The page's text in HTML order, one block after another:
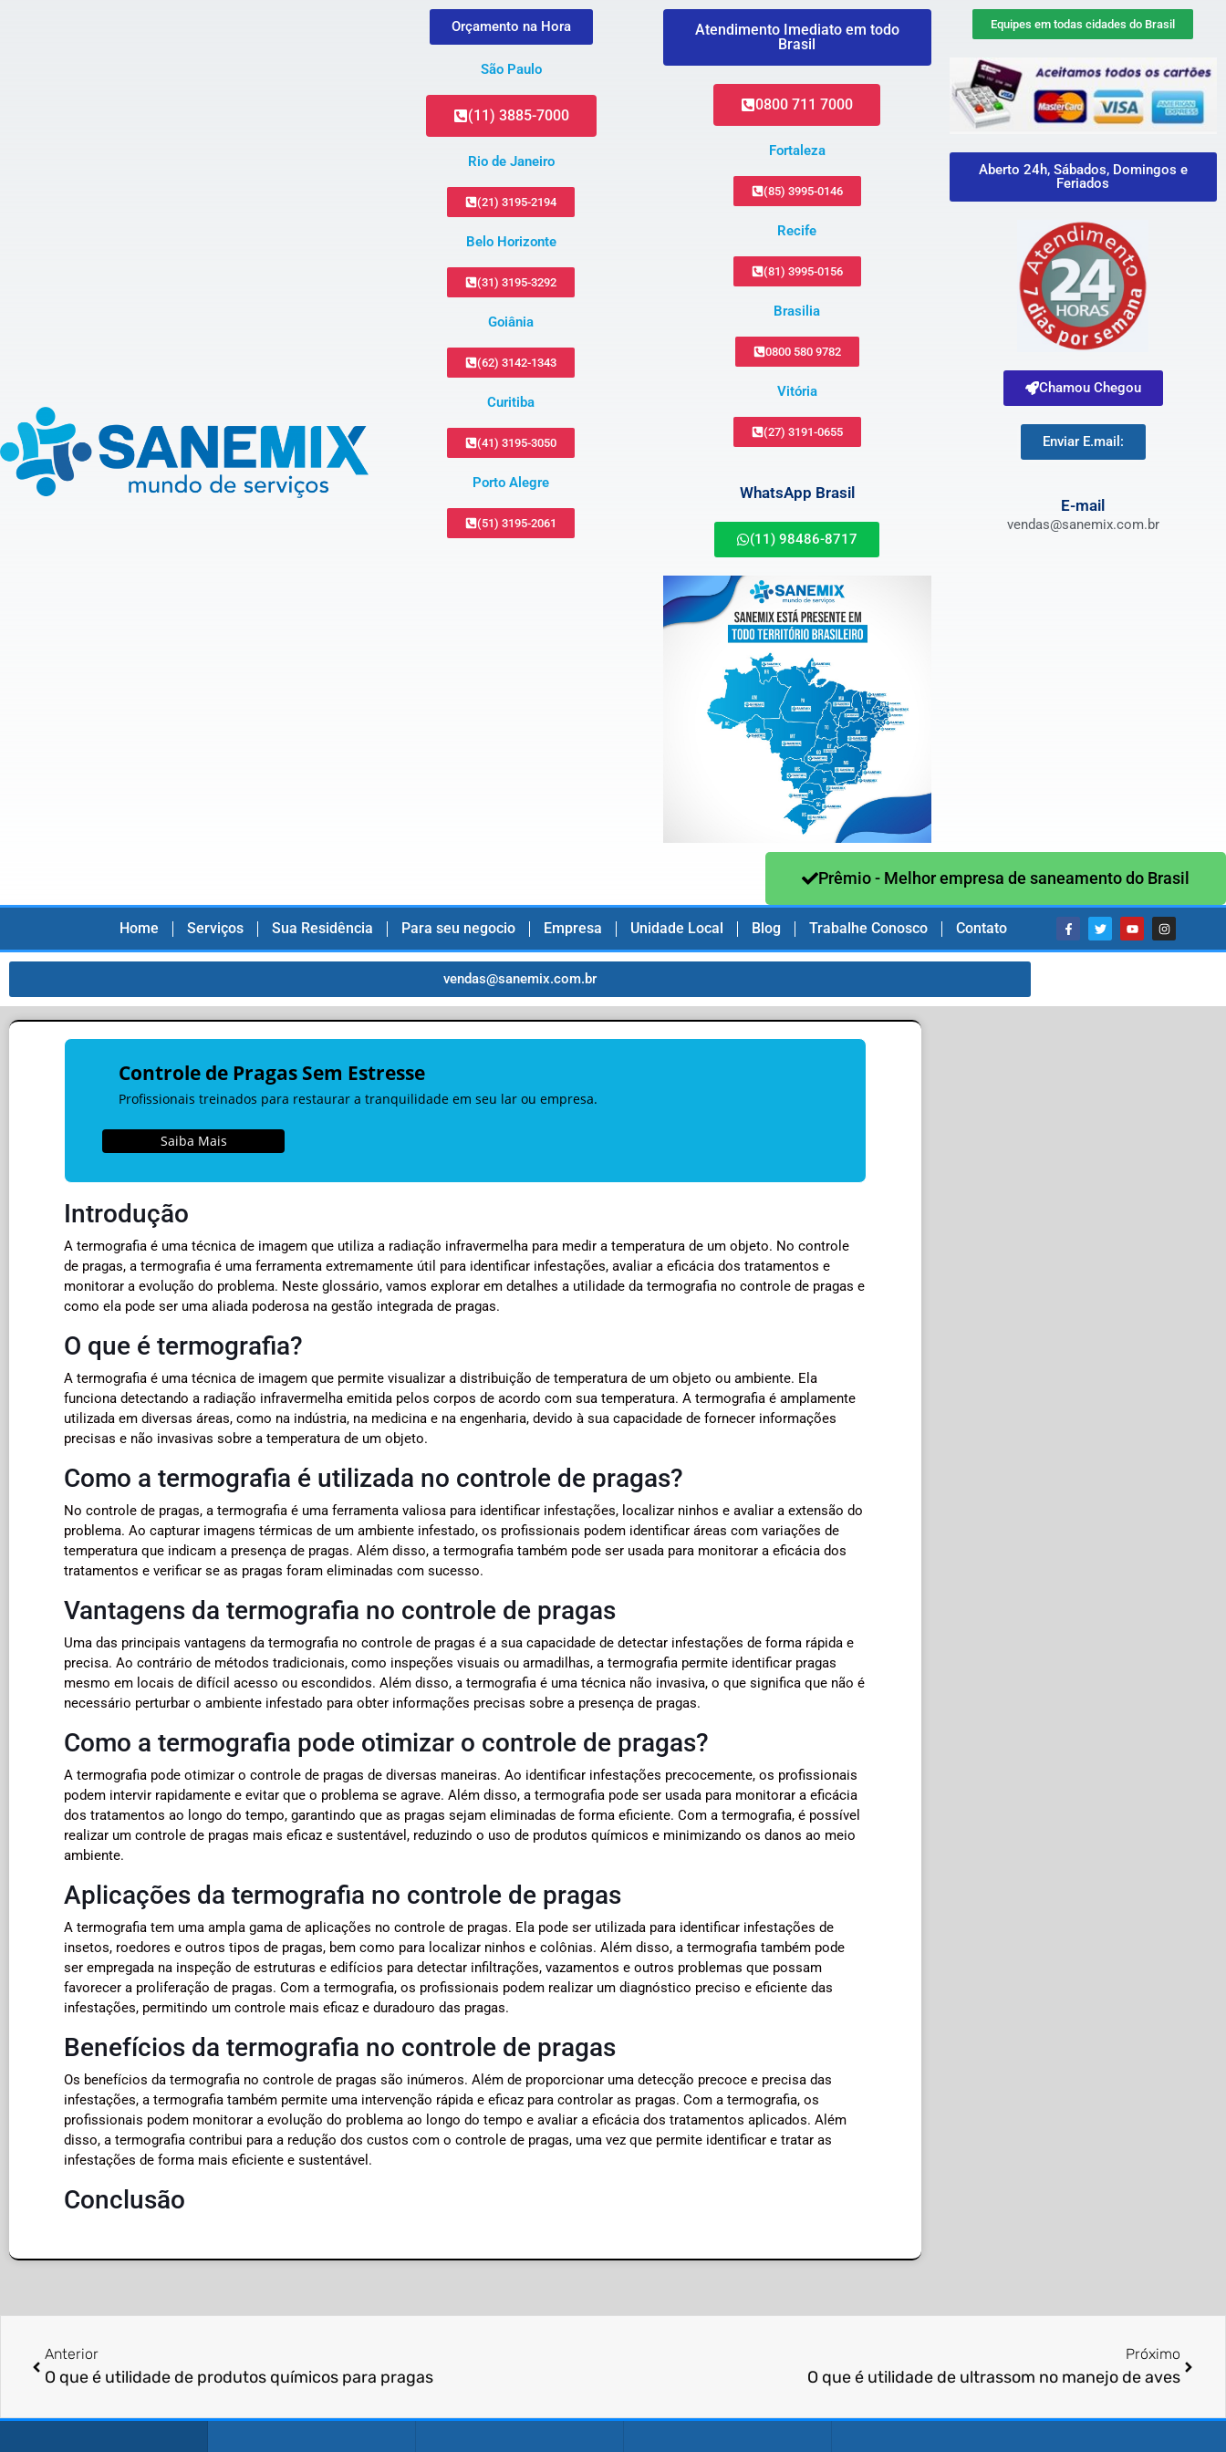
Orçamento na Hora
São Paulo
(11) 3885-7000
Rio de Janeiro
(21) 3195-2194
Belo Horizonte
(31) 3195-3292
Goiânia
(62) 3142-1343
Curitiba
(41) 3195-3050
Porto Alegre
(51) 3195-2061
Atendimento Imediato em todo
Brasil
0800 711 7000
Fortaleza
(85) 3995-0146
Recife
(81) 3995-0156
Brasilia
0800 580 9782
Vitória
(27) 3191-0655
WhatsApp Brasil
(11) 98486-8717
Equipes em todas cidades do Brasil
Aberto 24h, Sábados, Domingos e
Feriados
Chamou Chegou
Enviar E.mail:
E-mail
vendas@sanemix.com.br
Prêmio - Melhor empresa de saneamento do Brasil
Home Serviços Sua Residência Para seu negocio Empresa Unidade Local Blog Trabalhe Conosco Contato
vendas@sanemix.com.br
Controle de Pragas Sem Estresse
Profissionais treinados para restaurar a tranquilidade em seu lar ou empresa.
Saiba Mais
Introdução
A termografia é uma técnica de imagem que utiliza a radiação infravermelha para medir a temperatura de um objeto. No controle
de pragas, a termografia é uma ferramenta extremamente útil para identificar infestações, avaliar a eficácia dos tratamentos e
monitorar a evolução do problema. Neste glossário, vamos explorar em detalhes a utilidade da termografia no controle de pragas e
como ela pode ser uma aliada poderosa na gestão integrada de pragas.
O que é termografia?
A termografia é uma técnica de imagem que permite visualizar a distribuição de temperatura de um objeto ou ambiente. Ela
funciona detectando a radiação infravermelha emitida pelos corpos de acordo com sua temperatura. A termografia é amplamente
utilizada em diversas áreas, como na indústria, na medicina e na engenharia, devido à sua capacidade de fornecer informações
precisas e não invasivas sobre a temperatura de um objeto.
Como a termografia é utilizada no controle de pragas?
No controle de pragas, a termografia é uma ferramenta valiosa para identificar infestações, localizar ninhos e avaliar a extensão do
problema. Ao capturar imagens térmicas de um ambiente infestado, os profissionais podem identificar áreas com variações de
temperatura que indicam a presença de pragas. Além disso, a termografia também pode ser usada para monitorar a eficácia dos
tratamentos e verificar se as pragas foram eliminadas com sucesso.
Vantagens da termografia no controle de pragas
Uma das principais vantagens da termografia no controle de pragas é a sua capacidade de detectar infestações de forma rápida e
precisa. Ao contrário de métodos tradicionais, como inspeções visuais ou armadilhas, a termografia permite identificar pragas
mesmo em locais de difícil acesso ou escondidos. Além disso, a termografia é uma técnica não invasiva, o que significa que não é
necessário perturbar o ambiente infestado para obter informações precisas sobre a presença de pragas.
Como a termografia pode otimizar o controle de pragas?
A termografia pode otimizar o controle de pragas de diversas maneiras. Ao identificar infestações precocemente, os profissionais
podem intervir rapidamente e evitar que o problema se agrave. Além disso, a termografia pode ser usada para monitorar a eficácia
dos tratamentos ao longo do tempo, garantindo que as pragas sejam eliminadas de forma eficiente. Com a termografia, é possível
realizar um controle de pragas mais eficaz e sustentável, reduzindo o uso de produtos químicos e minimizando os danos ao meio
ambiente.
Aplicações da termografia no controle de pragas
A termografia tem uma ampla gama de aplicações no controle de pragas. Ela pode ser utilizada para identificar infestações de
insetos, roedores e outros tipos de pragas, bem como para localizar ninhos e colônias. Além disso, a termografia também pode
ser empregada na inspeção de estruturas e edifícios para detectar infiltrações, vazamentos e outros problemas que possam
favorecer a proliferação de pragas. Com a termografia, os profissionais podem realizar um diagnóstico preciso e eficiente das
infestações, permitindo um controle mais eficaz e duradouro das pragas.
Benefícios da termografia no controle de pragas
Os benefícios da termografia no controle de pragas são inúmeros. Além de proporcionar uma detecção precoce e precisa das
infestações, a termografia também permite uma intervenção rápida e eficaz para controlar as pragas. Com a termografia, os
profissionais podem monitorar a evolução do problema ao longo do tempo e avaliar a eficácia dos tratamentos aplicados. Além
disso, a termografia contribui para a redução dos custos com o controle de pragas, uma vez que permite identificar e tratar as
infestações de forma mais eficiente e sustentável.
Conclusão
Anterior
O que é utilidade de produtos químicos para pragas
Próximo
O que é utilidade de ultrassom no manejo de aves